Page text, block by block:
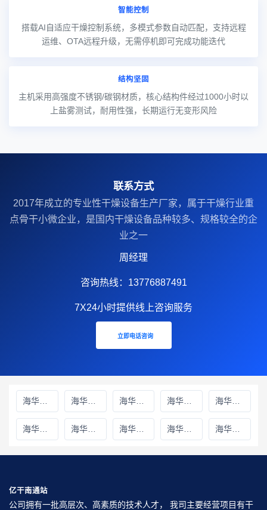
智能控制
搭载AI自适应干燥控制系统，多模式参数自动匹配，支持远程
运维、OTA远程升级，无需停机即可完成功能迭代
结构坚固
主机采用高强度不锈钢/碳钢材质，核心结构件经过1000小时以
上盐雾测试，耐用性强，长期运行无变形风险
联系方式
2017年成立的‌专业性干燥设备生产厂家‌，属于干燥行业重
点骨干小微企业，是国内干燥设备品种较多、规格较全的企
业之一
周经理
咨询热线：13776887491
7X24小时提供线上咨询服务
立即电话咨询
海华财务雅安线上分站 海华财务绵阳线上分站 海华财务甘孜藏族自治州线上分站 海华财务巴中线上分站 海华财务阿坝藏族羌族自治州线上分站
海华财务成都线上分站 海华财务遂宁线上分站 海华财务广元线上分站 海华财务广安线上分站 海华财务德阳线上分站
亿干南通站
公司拥有一批高层次、高素质的技术人才， 我司主要经营项目有干